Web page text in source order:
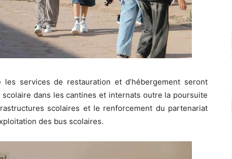
services de restauration et d’hébergement seront
dans les cantines et internats outre la poursuite
scolaires et le renforcement du partenariat
des bus scolaires.